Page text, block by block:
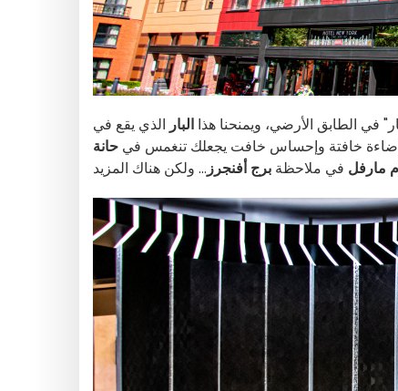
في الطابق الأرضي، ويمنحنا هذا البار الذي يقع في
خافتة وإحساس خافت يجعلك تنغمس في حانة
مارفل في ملاحظة برج أفنجرز